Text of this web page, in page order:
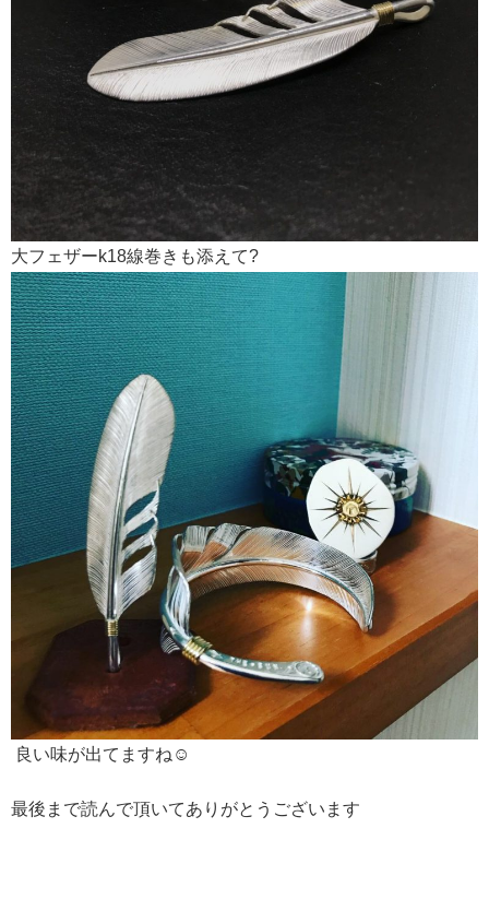
大フェザーk18線巻きも添えて?
良い味が出てますね☺︎
最後まで読んで頂いてありがとうございます